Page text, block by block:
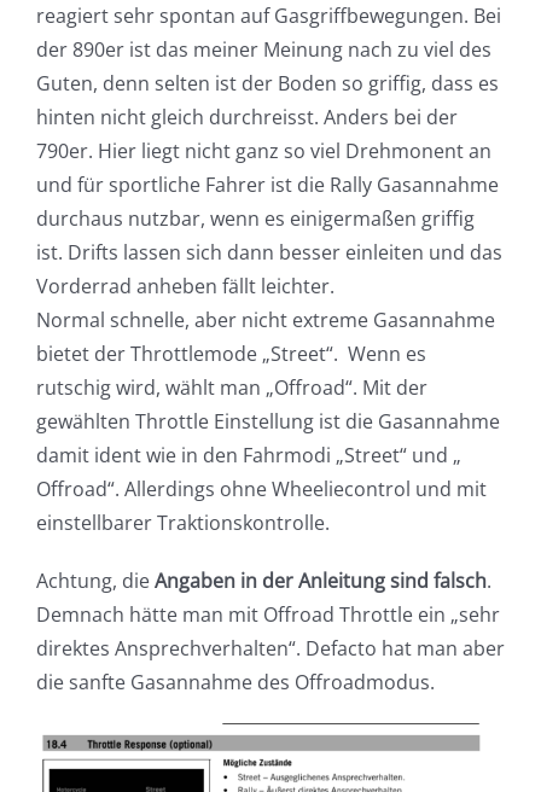
reagiert sehr spontan auf Gasgriffbewegungen. Bei
der 890er ist das meiner Meinung nach zu viel des
Guten, denn selten ist der Boden so griffig, dass es
hinten nicht gleich durchreisst. Anders bei der
790er. Hier liegt nicht ganz so viel Drehmonent an
und für sportliche Fahrer ist die Rally Gasannahme
durchaus nutzbar, wenn es einigermaßen griffig
ist. Drifts lassen sich dann besser einleiten und das
Vorderrad anheben fällt leichter.
Normal schnelle, aber nicht extreme Gasannahme
bietet der Throttlemode „Street“. Wenn es
rutschig wird, wählt man „Offroad“. Mit der
gewählten Throttle Einstellung ist die Gasannahme
damit ident wie in den Fahrmodi „Street“ und „
Offroad“. Allerdings ohne Wheeliecontrol und mit
einstellbarer Traktionskontrolle.
Achtung, dieAngaben in der Anleitung sind falsch.
Demnach hätte man mit Offroad Throttle ein „sehr
direktes Ansprechverhalten“. Defacto hat man aber
die sanfte Gasannahme des Offroadmodus.